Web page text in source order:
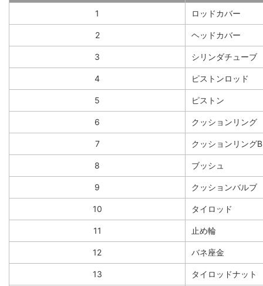
1 ロッドカバー
2 ヘッドカバー
3 シリンダチューブ
4 ピストンロッド
5 ピストン
6 クッションリング
7 クッションリングB
8 ブッシュ
9 クッションバルブ
10 タイロッド
11 止め輪
12 バネ座金
13 タイロッドナット